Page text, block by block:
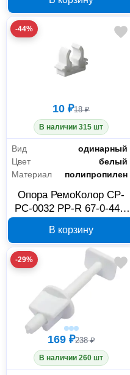
71-0-024
-44%
10 ₽18 ₽
В наличии 315 шт
Вид
одинарный
Цвет
белый
Материал
полипропилен
Опора РемоКолор CP-
PC-0032 PP-R 67-0-440,
В корзину
-29%
169 ₽238 ₽
В наличии 260 шт